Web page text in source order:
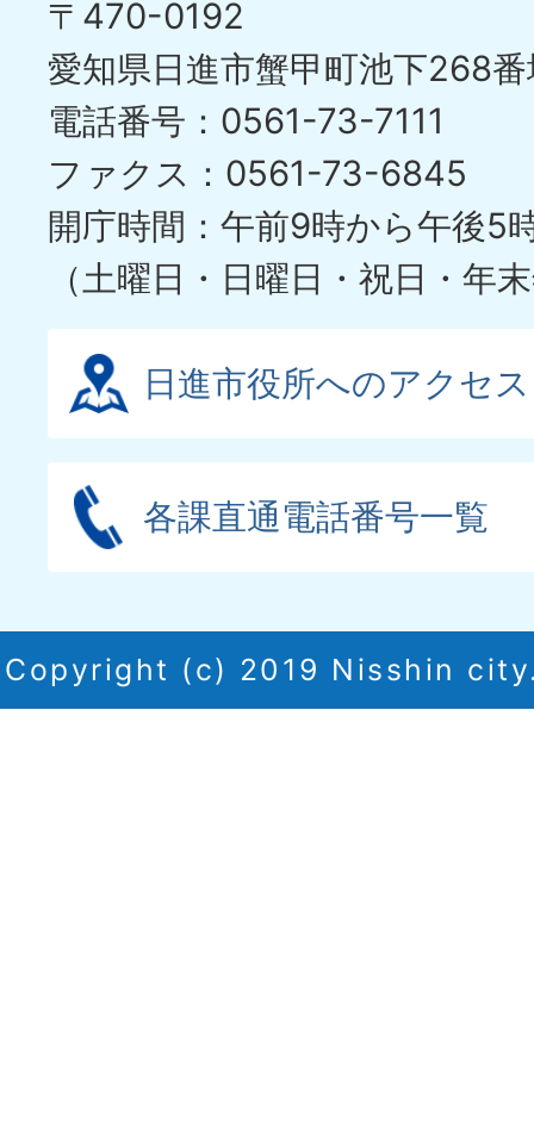
〒470-0192
愛知県日進市蟹甲町池下268
電話番号：0561-73-7111
ファクス：0561-73-6845
開庁時間：午前9時から午後5
（土曜日・日曜日・祝日・年
日進市役所へのアクセス
各課直通電話番号一覧
Copyright (c) 2019 Nisshin